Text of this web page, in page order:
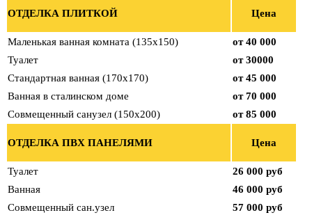
ОТДЕЛКА ПЛИТКОЙ Цена
Маленькая ванная комната (135х150)
от 40 000
Туалет
от 30000
Стандартная ванная (170х170)
от 45 000
Ванная в сталинском доме
от 70 000
Совмещенный санузел (150х200)
от 85 000
ОТДЕЛКА ПВХ ПАНЕЛЯМИ Цена
Туалет
26 000 руб
Ванная
46 000 руб
Совмещенный сан.узел
57 000 руб